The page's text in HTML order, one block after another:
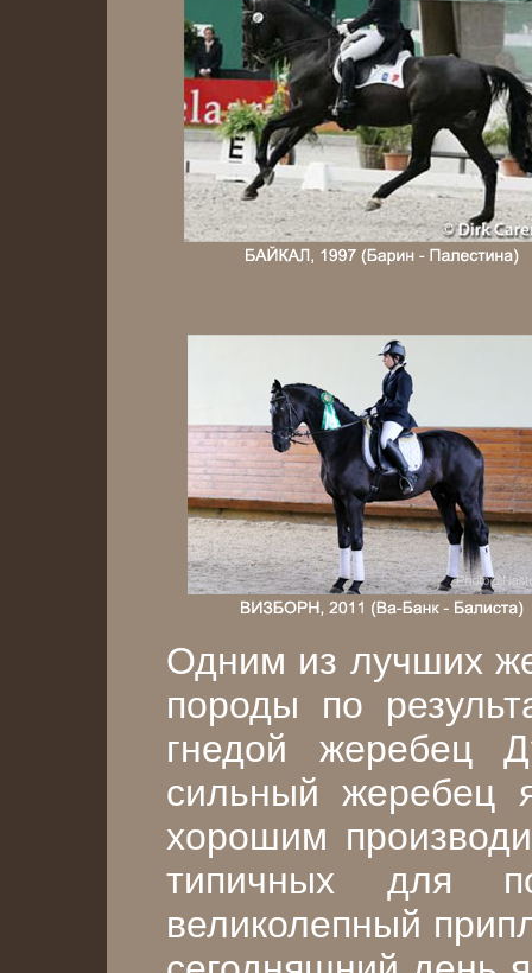
Одним из лучших
породы по
гнедой жеребец
сильный жеребец
хорошим
типичных для
великолепный